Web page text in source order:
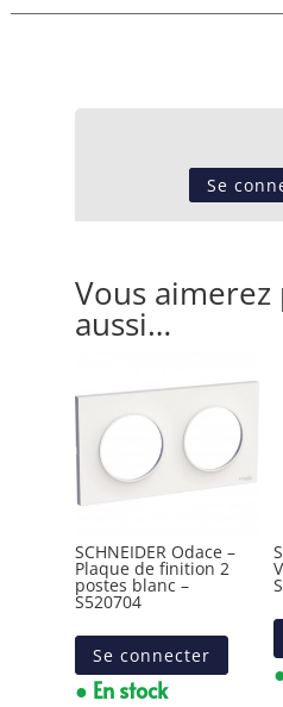
Se
Vous
aussi…
SCHNEIDER Odace –
Plaque de finition 2
postes blanc –
S520704
Se connecter
● En stock